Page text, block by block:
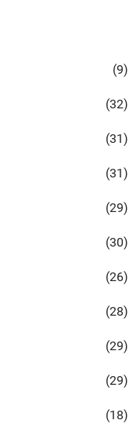
(9)
(32)
(31)
(31)
(29)
(30)
(26)
(28)
(29)
(29)
(18)